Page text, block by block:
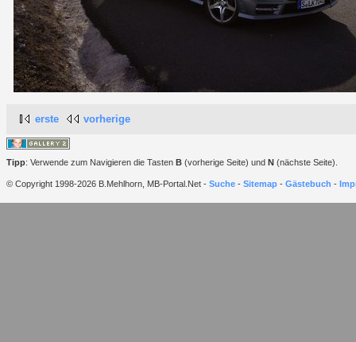
erste vorherige
Tipp: Verwende zum Navigieren die Tasten B (vorherige Seite) und N (nächste Seite).
© Copyright 1998-2026 B.Mehlhorn, MB-Portal.Net - Suche - Sitemap - Gästebuch -